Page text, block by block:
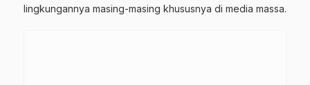
lingkungannya masing-masing khususnya di media massa.